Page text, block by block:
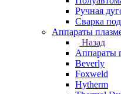
Ручная
Сварка
Аппараты
Назад
Аппараты
Beverly
Foxweld
Hytherm